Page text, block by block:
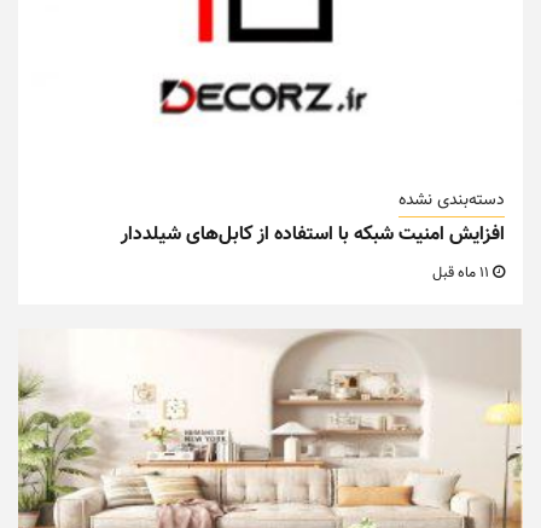
دسته‌بندی نشده
افزایش امنیت شبکه با استفاده از کابل‌های شیلددار